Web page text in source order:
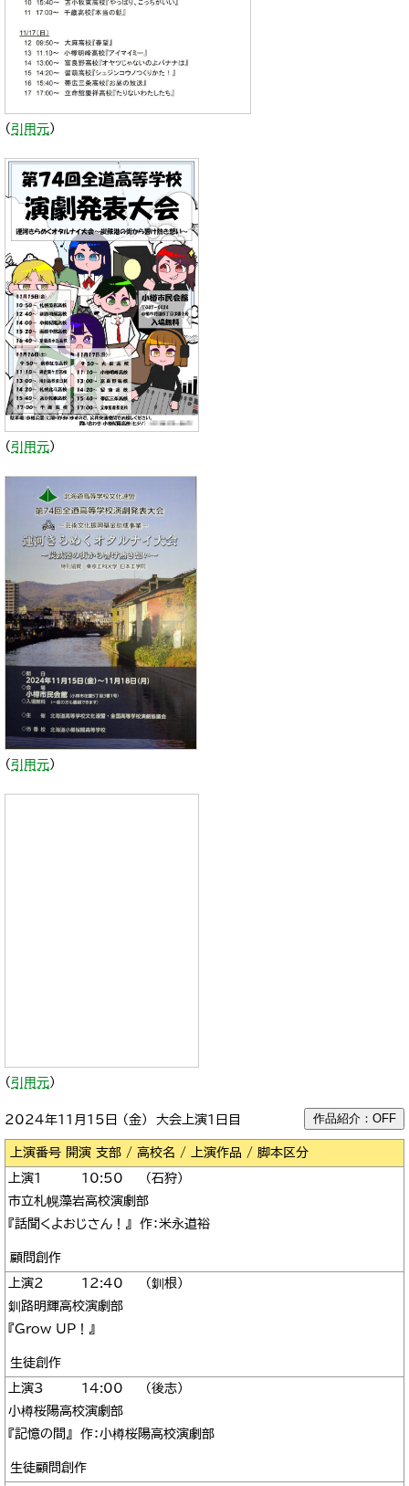
（ 引用元）
（ 引用元）
（ 引用元）
（ 引用元）
2024年11月15日 （金） 大会上演1日目 作品紹介：OFF
区分
1
10:50
石狩
市立札幌藻岩高校演劇部
『話聞くよおじさん！』 作：米永道裕
顧問創作
2
12:40
釧根
釧路明輝高校演劇部
『Grow UP！』
生徒創作
3
14:00
後志
小樽桜陽高校演劇部
『記憶の間』 作：小樽桜陽高校演劇部
生徒顧問創作